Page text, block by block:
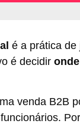
é a prática de
é decidir
venda B2B